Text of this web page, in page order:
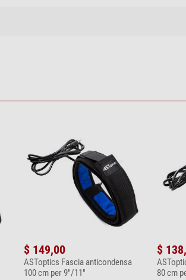
$ 149,00
ASToptics Fascia anticondensa
100 cm per 9"/11"
$
80 cm